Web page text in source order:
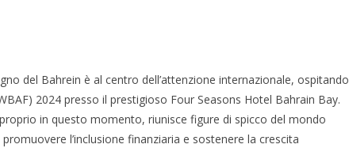
del Bahrein è al centro dell’attenzione internazionale, ospitando
2024 presso il prestigioso Four Seasons Hotel Bahrain Bay.
in questo momento, riunisce figure di spicco del mondo
l’inclusione finanziaria e sostenere la crescita